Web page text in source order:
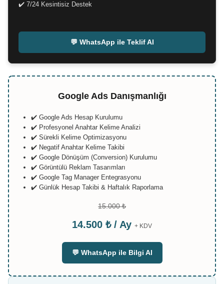
✔️ 7/24 Kesintisiz Destek
💬 WhatsApp ile Teklif Al
Google Ads Danışmanlığı
✔️ Google Ads Hesap Kurulumu
✔️ Profesyonel Anahtar Kelime Analizi
✔️ Sürekli Kelime Optimizasyonu
✔️ Negatif Anahtar Kelime Takibi
✔️ Google Dönüşüm (Conversion) Kurulumu
✔️ Görüntülü Reklam Tasarımları
✔️ Google Tag Manager Entegrasyonu
✔️ Günlük Hesap Takibi & Haftalık Raporlama
15.000 ₺
14.500 ₺ / Ay + KDV
💬 WhatsApp ile Bilgi Al